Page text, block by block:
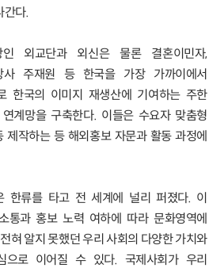
간다.
외교단과 외신은 물론 결혼이민자,
사 주재원 등 한국을 가장 가까이에서
한국의 이미지 재생산에 기여하는 주한
계망을 구축한다. 이들은 수요자 맞춤형
제작하는 등 해외홍보 자문과 활동 과정에
한류를 타고 전 세계에 널리 퍼졌다. 이
통과 홍보 노력 여하에 따라 문화영역에
혀 알지 못했던 우리 사회의 다양한 가치와
으로 이어질 수 있다. 국제사회가 우리